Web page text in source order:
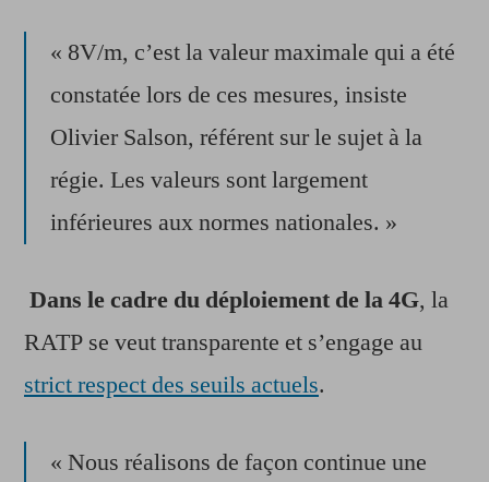
« 8V/m, c’est la valeur maximale qui a été
constatée lors de ces mesures, insiste
Olivier Salson, référent sur le sujet à la
régie. Les valeurs sont largement
inférieures aux normes nationales. »
Dans le cadre du déploiement de la 4G, la
RATP se veut transparente et s’engage au
strict respect des seuils actuels.
« Nous réalisons de façon continue une